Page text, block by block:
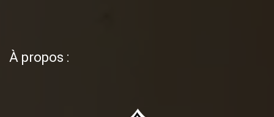
À propos :